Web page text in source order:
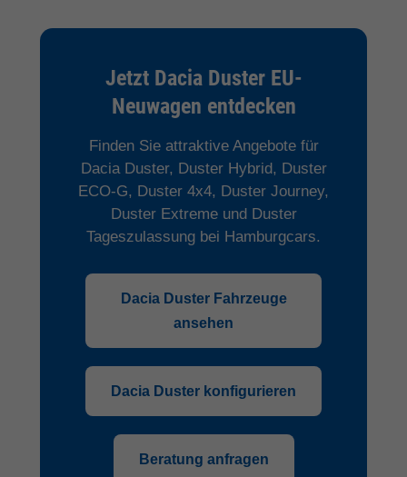
Jetzt Dacia Duster EU-
Neuwagen entdecken
Finden Sie attraktive Angebote für
Dacia Duster, Duster Hybrid, Duster
ECO-G, Duster 4x4, Duster Journey,
Duster Extreme und Duster
Tageszulassung bei Hamburgcars.
Dacia Duster Fahrzeuge
ansehen
Dacia Duster konfigurieren
Beratung anfragen